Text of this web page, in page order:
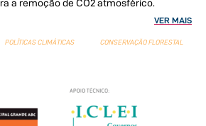
a remoção de CO2 atmosférico.
VER MAIS
POLÍTICAS CLIMÁTICAS CONSERVAÇÃO FLORESTAL